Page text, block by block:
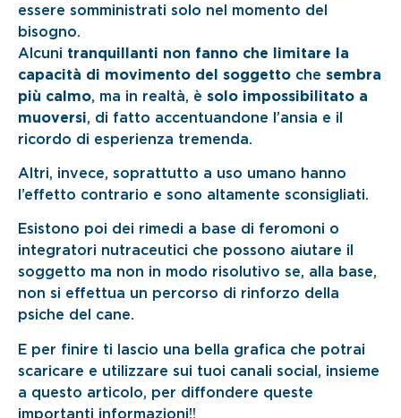
essere somministrati solo nel momento del
bisogno.
Alcuni tranquillanti non fanno che limitare la
capacità di movimento del soggetto che sembra
più calmo, ma in realtà, è solo impossibilitato a
muoversi, di fatto accentuandone l’ansia e il
ricordo di esperienza tremenda.
Altri, invece, soprattutto a uso umano hanno
l’effetto contrario e sono altamente sconsigliati.
Esistono poi dei rimedi a base di feromoni o
integratori nutraceutici che possono aiutare il
soggetto ma non in modo risolutivo se, alla base,
non si effettua un percorso di rinforzo della
psiche del cane.
E per finire ti lascio una bella grafica che potrai
scaricare e utilizzare sui tuoi canali social, insieme
a questo articolo, per diffondere queste
importanti informazioni!!